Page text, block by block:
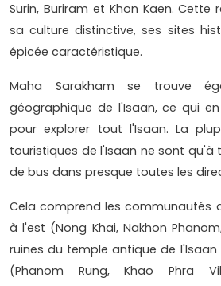
Surin, Buriram et Khon Kaen.
sa culture distinctive, ses sites
épicée caractéristique.
Maha Sarakham se trouve
géographique de l'Isaan, ce qui
pour explorer tout l'Isaan. La
touristiques de l'Isaan ne sont qu'à
de bus dans presque toutes les
Cela comprend les communautés
à l'est (Nong Khai, Nakhon
ruines du temple antique de
(Phanom Rung, Khao Phra